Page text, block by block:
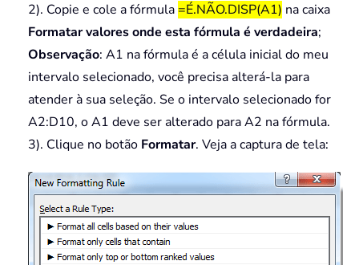
2). Copie e cole a fórmula =É.NÃO.DISP(A1) na caixa
Formatar valores onde esta fórmula é verdadeira;
Observação: A1 na fórmula é a célula inicial do meu
intervalo selecionado, você precisa alterá-la para
atender à sua seleção. Se o intervalo selecionado for
A2:D10, o A1 deve ser alterado para A2 na fórmula.
3). Clique no botão Formatar. Veja a captura de tela: